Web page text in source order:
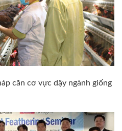
căn cơ vực dậy ngành giống